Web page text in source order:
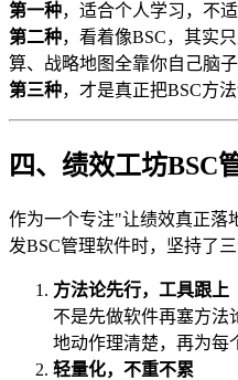
第一种，适合个人学习，不
第二种，看着像BSC，其实
算、战略地图全靠你自己脑子
第三种，才是真正把BSC方
四、绩效工坊BSC
作为一个专注"让绩效真正落
发BSC管理软件时，坚持了三
方法论先行，工具跟上
不是先做软件再塞方法
地动作理清楚，再为每
轻量化，不重不累